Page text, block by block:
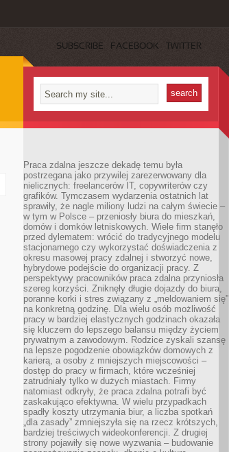
SUBSCRIBE FACEBOOK TWITTER
Praca zdalna jeszcze dekadę temu była
postrzegana jako przywilej zarezerwowany dla
nielicznych: freelancerów IT, copywriterów czy
grafików. Tymczasem wydarzenia ostatnich lat
sprawiły, że nagle miliony ludzi na całym świecie –
w tym w Polsce – przeniosły biura do mieszkań,
domów i domków letniskowych. Wiele firm stanęło
przed dylematem: wrócić do tradycyjnego modelu
stacjonarnego czy wykorzystać doświadczenia z
okresu masowej pracy zdalnej i stworzyć nowe,
hybrydowe podejście do organizacji pracy. Z
perspektywy pracowników praca zdalna przyniosła
szereg korzyści. Zniknęły długie dojazdy do biura,
poranne korki i stres związany z „meldowaniem się”
na konkretną godzinę. Dla wielu osób możliwość
pracy w bardziej elastycznych godzinach okazała
się kluczem do lepszego balansu między życiem
prywatnym a zawodowym. Rodzice zyskali szansę
na lepsze pogodzenie obowiązków domowych z
karierą, a osoby z mniejszych miejscowości –
dostęp do pracy w firmach, które wcześniej
zatrudniały tylko w dużych miastach. Firmy
natomiast odkryły, że praca zdalna potrafi być
zaskakująco efektywna. W wielu przypadkach
spadły koszty utrzymania biur, a liczba spotkań
„dla zasady” zmniejszyła się na rzecz krótszych,
bardziej treściwych wideokonferencji. Z drugiej
strony pojawiły się nowe wyzwania – budowanie